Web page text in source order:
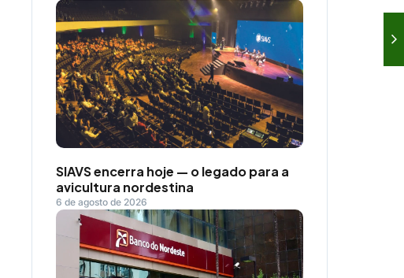
SIAVS encerra hoje — o legado para a
avicultura nordestina
6 de agosto de 2026